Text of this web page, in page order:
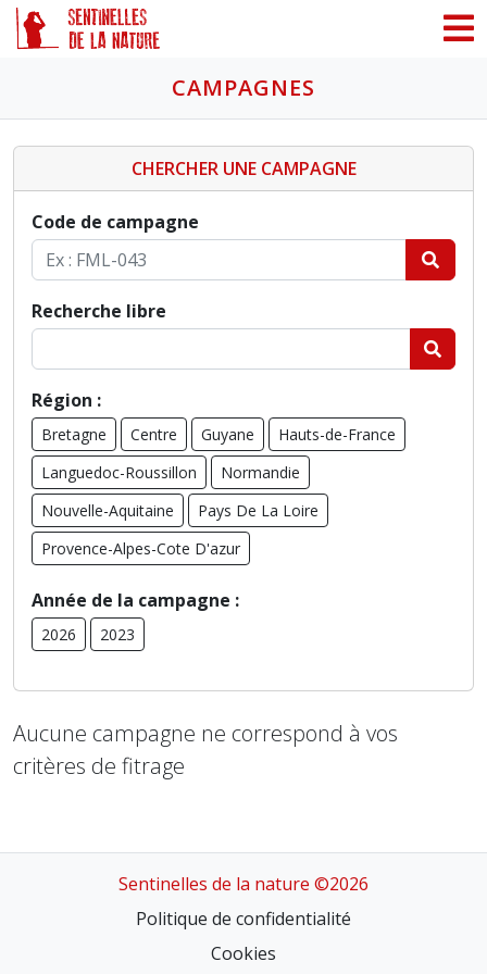
CAMPAGNES
Aucune campagne ne correspond à vos
critères de fitrage
CHERCHER UNE CAMPAGNE
Code de campagne
Recherche libre
Région :
Bretagne Centre Guyane
Hauts-de-France
Languedoc-Roussillon
Normandie
Nouvelle-Aquitaine
Pays De La Loire
Provence-Alpes-Cote D'azur
Année de la campagne :
2026 2023
Sentinelles de la nature ©2026
Politique de confidentialité
Cookies
Panneau de gestion des cookies